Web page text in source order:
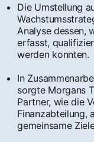
Die Umstellung
Analyse dessen,
erfasst,
werden konnten.
In
sorgte Morgans
Partner, wie die
Finanzabteilung,
gemeinsame